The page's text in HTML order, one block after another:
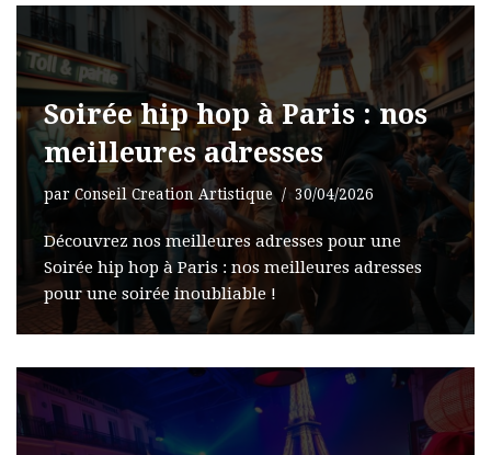
Soirée hip hop à Paris : nos
meilleures adresses
parConseil Creation Artistique 30/04/2026
Découvrez nos meilleures adresses pour une
Soirée hip hop à Paris : nos meilleures adresses
pour une soirée inoubliable !